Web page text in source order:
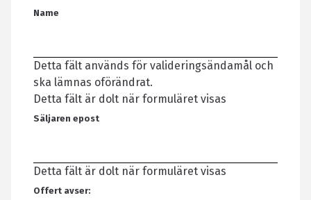
Name
Detta fält används för valideringsändamål och
ska lämnas oförändrat.
Detta fält är dolt när formuläret visas
Säljaren epost
Detta fält är dolt när formuläret visas
Offert avser: